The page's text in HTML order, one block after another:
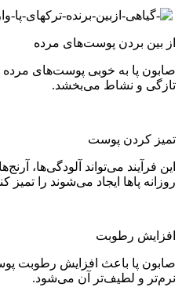
از بین بردن پوست‌های مرده
صابون پا به خوبی پوست‌های مرده
تازگی و نشاط می‌بخشد.
تمیز کردن پوست
این فرآیند می‌تواند آلودگی‌ها،
روزانه پاها ایجاد می‌شوند را تمیز
افزایش رطوبت
صابون پا باعث افزایش رطوبت
نرم‌تر و لطیف‌تر آن می‌شود.